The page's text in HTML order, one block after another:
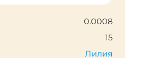
0.0008
15
Лилия